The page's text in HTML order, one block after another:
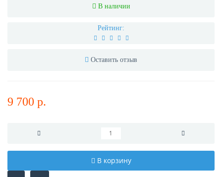
В наличии
Рейтинг:
Оставить отзыв
9 700 р.
В корзину